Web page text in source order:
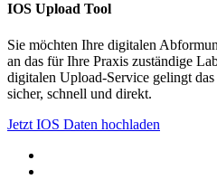
IOS Upload Tool
Sie möchten Ihre digitalen
an das für Ihre Praxis zuständige
digitalen Upload-Service gelingt
sicher, schnell und direkt.
Jetzt IOS Daten hochladen